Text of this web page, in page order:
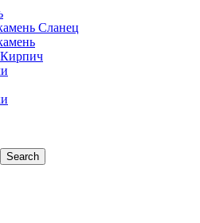
Сланец
Search